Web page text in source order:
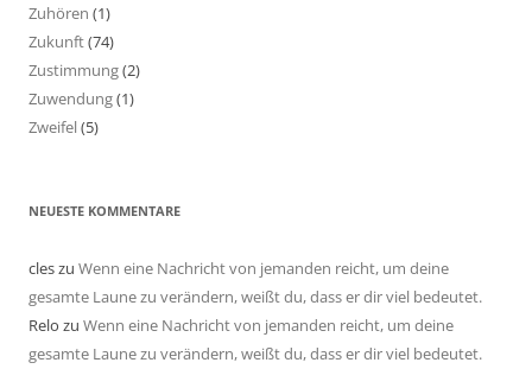
Zuhören (1)
Zukunft(74)
Zustimmung(2)
Zuwendung(1)
Zweifel(5)
NEUESTE KOMMENTARE
cleszu Wenn eine Nachricht von jemanden reicht, um deine
gesamte Laune zu verändern, weißt du, dass er dir viel bedeutet.
Relo zu Wenn eine Nachricht von jemanden reicht, um deine
gesamte Laune zu verändern, weißt du, dass er dir viel bedeutet.